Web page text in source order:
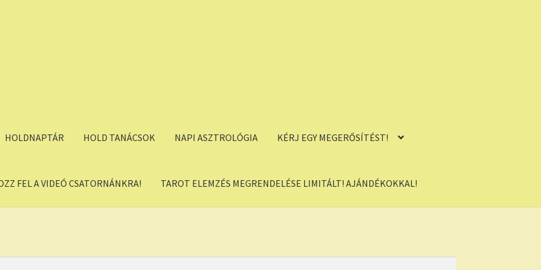
HOLDNAPTÁR HOLD TANÁCSOK NAPI ASZTROLÓGIA KÉRJ EGY MEGERŐSÍTÉST!
FEL A VIDEÓ CSATORNÁNKRA! TAROT ELEMZÉS MEGRENDELÉSE LIMITÁLT! AJÁNDÉKOKKAL!